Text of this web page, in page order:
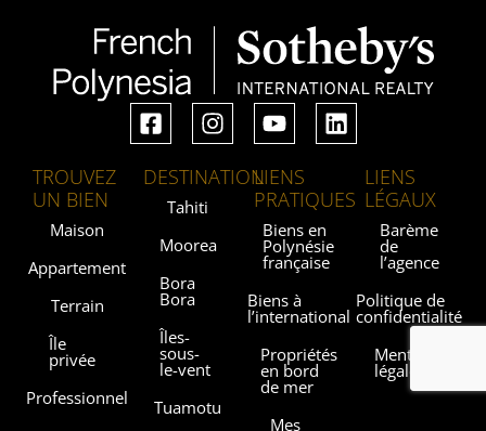
TROUVEZ
UN BIEN
Maison
Appartement
Terrain
Île
privée
Professionnel
DESTINATION
Tahiti
Moorea
Bora
Bora
Îles-
sous-
le-vent
Tuamotu
LIENS
PRATIQUES
Biens en
Polynésie
française
Biens à
l’international
Propriétés
en bord
de mer
Mes
LIENS
LÉGAUX
Barème
de
l’agence
Politique de
confidentialité
Mentions
légales